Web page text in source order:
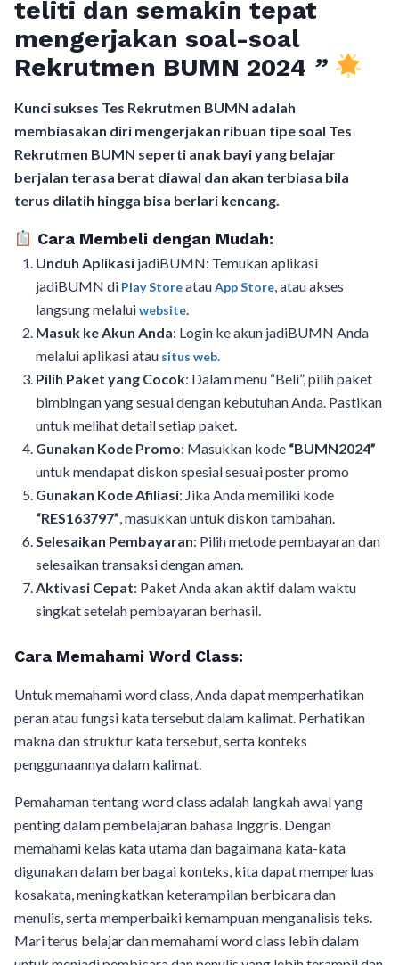
teliti dan semakin tepat
mengerjakan soal-soal
Rekrutmen BUMN 2024 ”
Kunci sukses Tes Rekrutmen BUMN adalah
membiasakan diri mengerjakan ribuan tipe soal Tes
Rekrutmen BUMN seperti anak bayi yang belajar
berjalan terasa berat diawal dan akan terbiasa bila
terus dilatih hingga bisa berlari kencang.
Cara Membeli dengan Mudah:
Unduh Aplikasi jadiBUMN: Temukan aplikasi
jadiBUMN di Play StoreatauApp Store, atau akses
langsung melaluiwebsite.
Masuk ke Akun Anda: Login ke akun jadiBUMN Anda
melalui aplikasi atau situs web.
Pilih Paket yang Cocok: Dalam menu “Beli”, pilih paket
bimbingan yang sesuai dengan kebutuhan Anda. Pastikan
untuk melihat detail setiap paket.
Gunakan Kode Promo: Masukkan kode “BUMN2024”
untuk mendapat diskon spesial sesuai poster promo
Gunakan Kode Afiliasi: Jika Anda memiliki kode
“RES163797”, masukkan untuk diskon tambahan.
Selesaikan Pembayaran: Pilih metode pembayaran dan
selesaikan transaksi dengan aman.
Aktivasi Cepat: Paket Anda akan aktif dalam waktu
singkat setelah pembayaran berhasil.
Cara Memahami Word Class:
Untuk memahami word class, Anda dapat memperhatikan
peran atau fungsi kata tersebut dalam kalimat. Perhatikan
makna dan struktur kata tersebut, serta konteks
penggunaannya dalam kalimat.
Pemahaman tentang word class adalah langkah awal yang
penting dalam pembelajaran bahasa Inggris. Dengan
memahami kelas kata utama dan bagaimana kata-kata
digunakan dalam berbagai konteks, kita dapat memperluas
kosakata, meningkatkan keterampilan berbicara dan
menulis, serta memperbaiki kemampuan menganalisis teks.
Mari terus belajar dan memahami word class lebih dalam